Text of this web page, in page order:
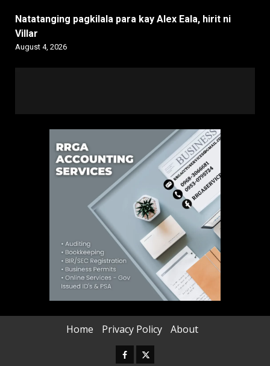
Natatanging pagkilala para kay Alex Eala, hirit ni
Villar
August 4, 2026
Home Privacy Policy About
Facebook
Twitter